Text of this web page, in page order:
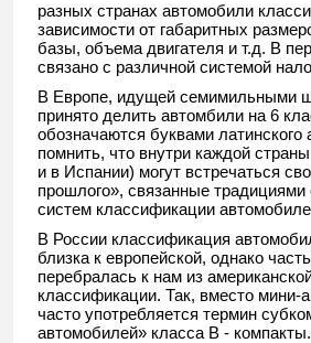
разных странах автомобили
зависимости от габаритных
базы, объема двигателя и т.д. В
связано с различной системой
В Европе, идущей семимильными
принято делить автомбили на 6
обозначаются буквами
помнить, что внутри каждой
и в Испании) могут встречаться
прошлого», связанные
систем классификации
В России классификация
близка к европейской, однако
перебралась к нам из
классификации. Так, вместо мини-
часто употребляется термин
автомобилей» класса B - компакты.